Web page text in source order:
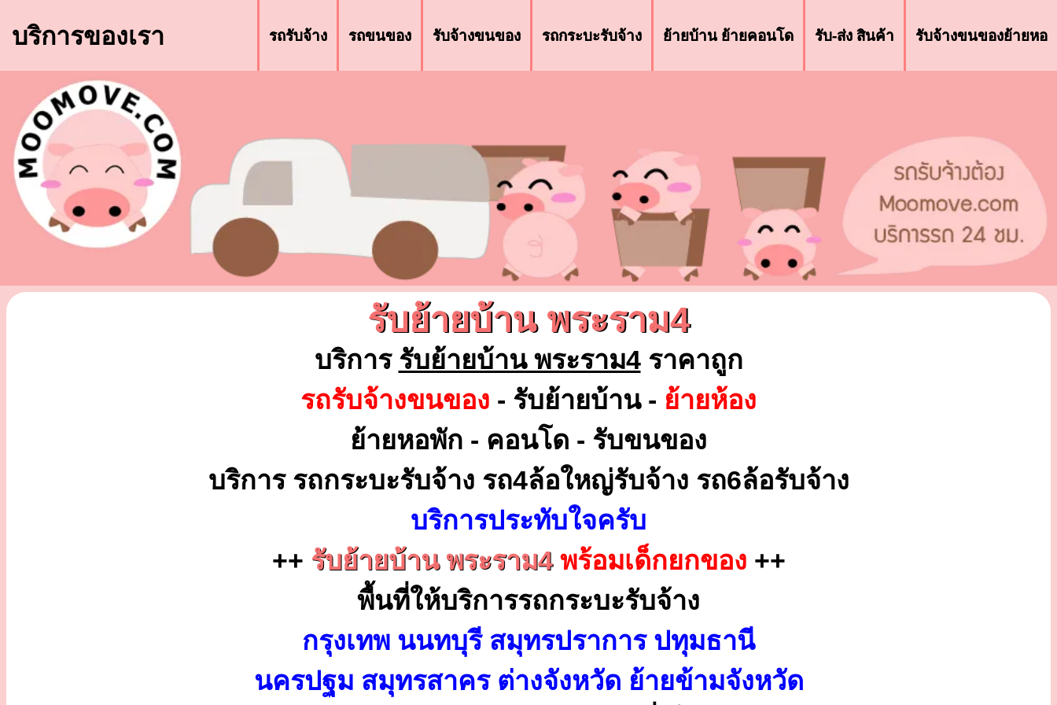
บริการของเรา รถรับจ้าง รถขนของ รับจ้างขนของ รถกระบะรับจ้าง ย้ายบ้าน ย้ายคอนโด รับ-ส่ง สินค้า รับจ้างขนของย้ายหอ
รับย้ายบ้าน พระราม4
บริการ รับย้ายบ้าน พระราม4ราคาถูก
รถรับจ้างขนของ - รับย้ายบ้าน - ย้ายห้อง
ย้ายหอพัก - คอนโด - รับขนของ
บริการ รถกระบะรับจ้าง รถ4ล้อใหญ่รับจ้าง รถ6ล้อรับจ้าง
บริการประทับใจครับ
++ รับย้ายบ้าน พระราม4 พร้อมเด็กยกของ ++
พื้นที่ให้บริการรถกระบะรับจ้าง
กรุงเทพ นนทบุรี สมุทรปราการ ปทุมธานี
นครปฐม สมุทรสาคร ต่างจังหวัด ย้ายข้ามจังหวัด